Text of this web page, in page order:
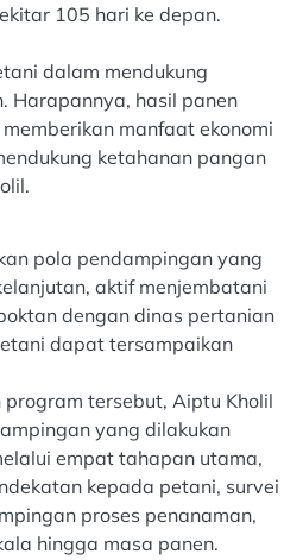
105 hari ke depan.
dalam mendukung
Harapannya, hasil panen
manfaat ekonomi
ketahanan pangan
pola pendampingan yang
aktif menjembatani
dengan dinas pertanian
dapat tersampaikan
tersebut, Aiptu Kholil
yang dilakukan
empat tahapan utama,
kepada petani, survei
proses penanaman,
hingga masa panen.